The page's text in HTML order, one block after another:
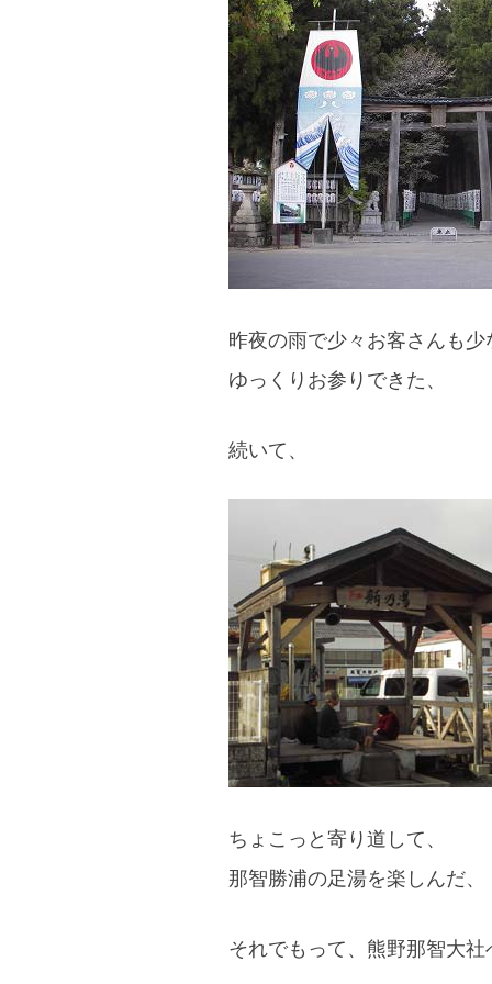
昨夜の雨で少々お客さんも少
ゆっくりお参りできた、
続いて、
ちょこっと寄り道して、
那智勝浦の足湯を楽しんだ、
それでもって、熊野那智大社